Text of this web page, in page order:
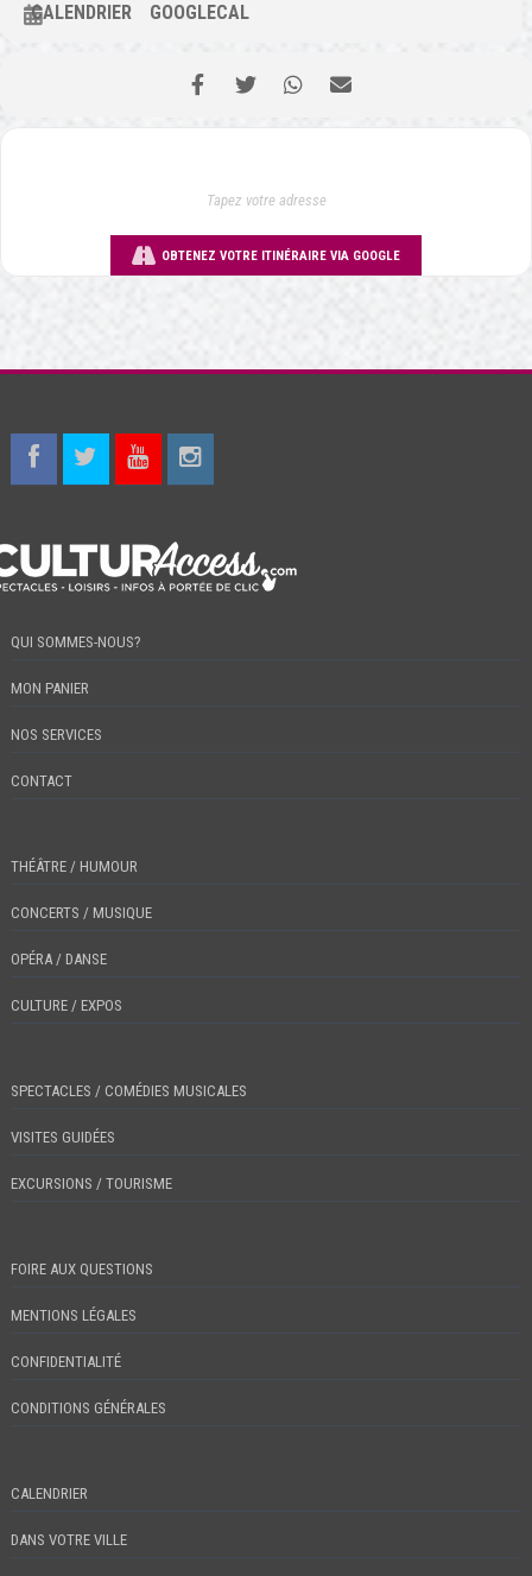
CALENDRIER GOOGLECAL
OBTENEZ VOTRE ITINÉRAIRE VIA GOOGLE
QUI SOMMES-NOUS?
MON PANIER
NOS SERVICES
CONTACT
THÉÂTRE / HUMOUR
CONCERTS / MUSIQUE
OPÉRA / DANSE
CULTURE / EXPOS
SPECTACLES / COMÉDIES MUSICALES
VISITES GUIDÉES
EXCURSIONS / TOURISME
FOIRE AUX QUESTIONS
MENTIONS LÉGALES
CONFIDENTIALITÉ
CONDITIONS GÉNÉRALES
CALENDRIER
DANS VOTRE VILLE